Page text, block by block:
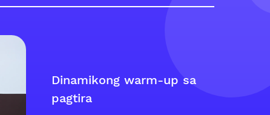
Dinamikong warm-up sa
pagtira